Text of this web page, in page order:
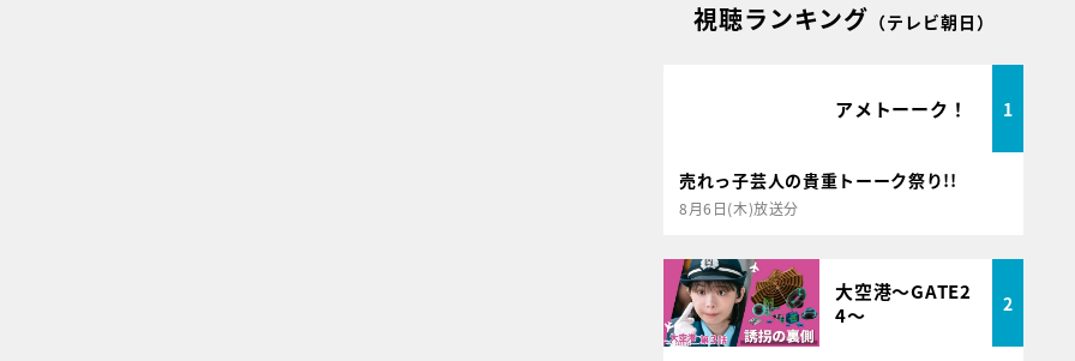
視聴ランキング （テレビ朝日）
アメトーーク！ 1
売れっ子芸人の貴重トーーク祭り!!
8月6日(木)放送分
大空港～GATE2
4～
2